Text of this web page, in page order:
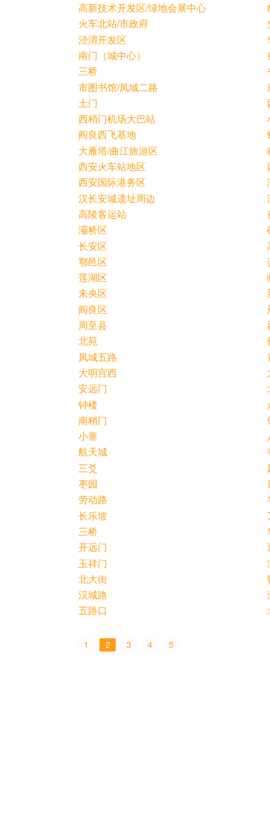
高新技术开发区/绿地会展中心
火车北站/市政府
泾渭开发区
南门（城中心）
三桥
市图书馆/凤城二路
土门
西稍门机场大巴站
阎良西飞基地
大雁塔/曲江旅游区
西安火车站地区
西安国际港务区
汉长安城遗址周边
高陵客运站
灞桥区
长安区
鄠邑区
莲湖区
未央区
阎良区
周至县
北苑
凤城五路
大明宫西
安远门
钟楼
南稍门
小寨
航天城
三爻
枣园
劳动路
长乐坡
三桥
开远门
玉祥门
北大街
汉城路
五路口
1 2 3 4 5